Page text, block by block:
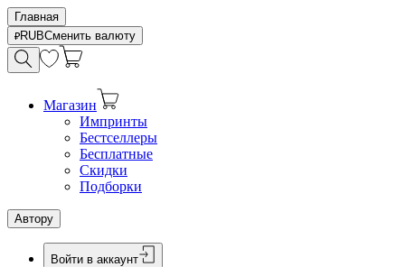
Главная
RUBСменить валюту
Магазин
Импринты
Бестселлеры
Бесплатные
Скидки
Подборки
Автору
Войти в аккаунт